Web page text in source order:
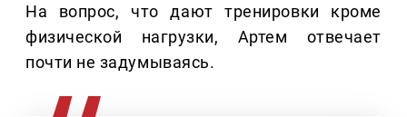
На вопрос, что дают тренировки кроме
физической нагрузки, Артем отвечает
почти не задумываясь.